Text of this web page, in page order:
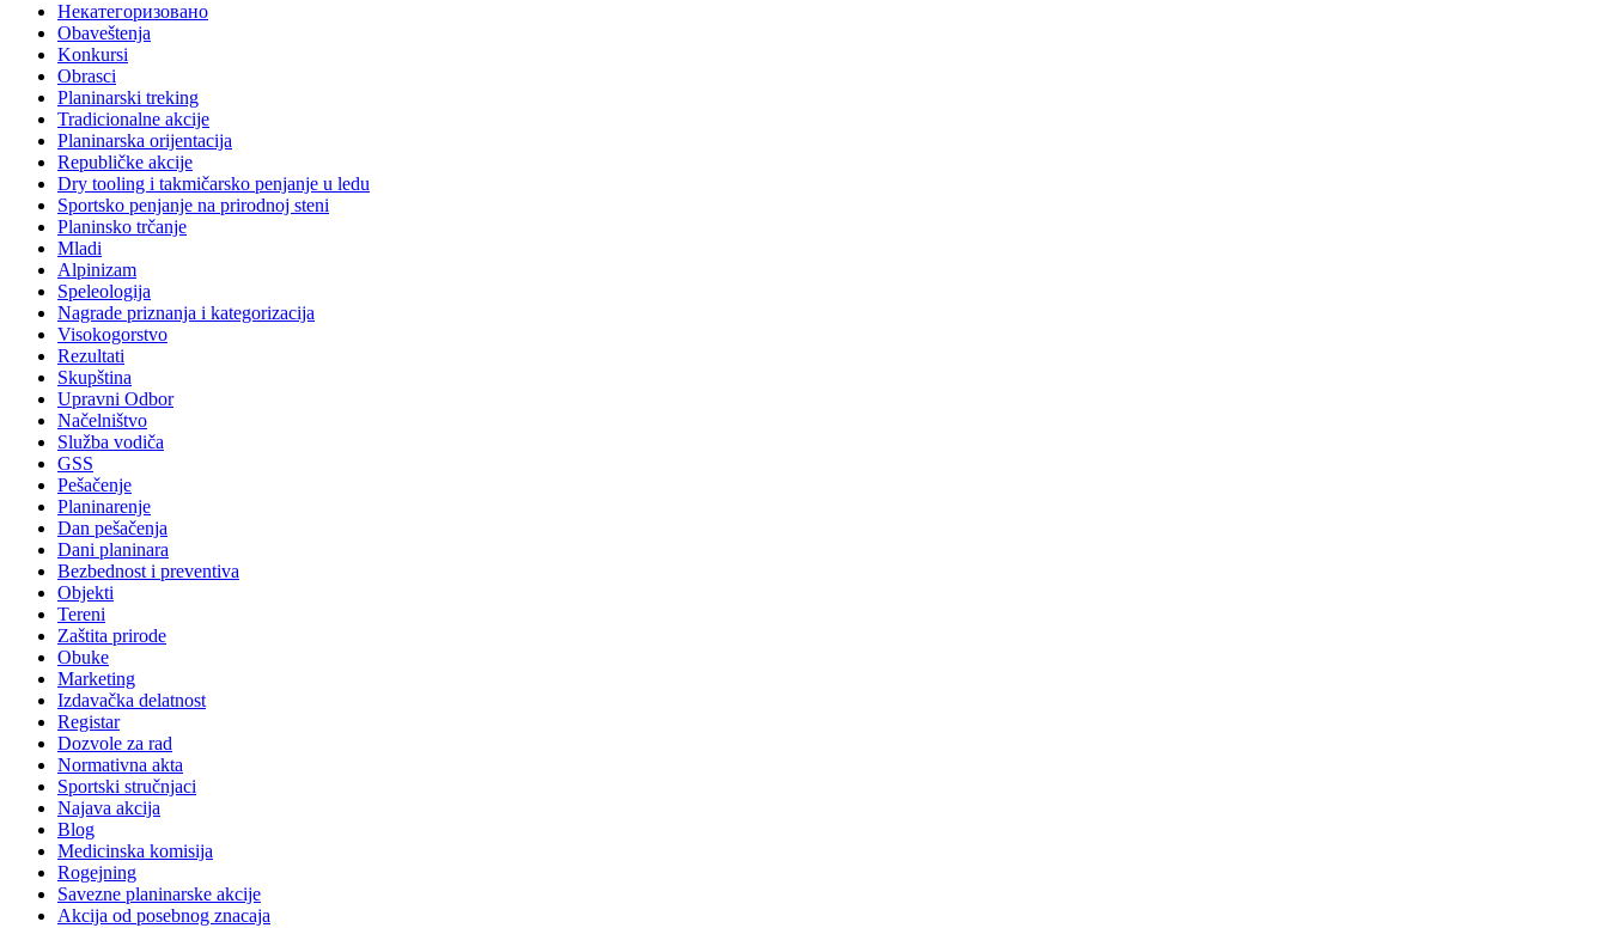
Некатегоризовано
Obaveštenja
Konkursi
Obrasci
Planinarski treking
Tradicionalne akcije
Planinarska orijentacija
Republičke akcije
Dry tooling i takmičarsko penjanje u ledu
Sportsko penjanje na prirodnoj steni
Planinsko trčanje
Mladi
Alpinizam
Speleologija
Nagrade priznanja i kategorizacija
Visokogorstvo
Rezultati
Skupština
Upravni Odbor
Načelništvo
Služba vodiča
GSS
Pešačenje
Planinarenje
Dan pešačenja
Dani planinara
Bezbednost i preventiva
Objekti
Tereni
Zaštita prirode
Obuke
Marketing
Izdavačka delatnost
Registar
Dozvole za rad
Normativna akta
Sportski stručnjaci
Najava akcija
Blog
Medicinska komisija
Rogejning
Savezne planinarske akcije
Akcija od posebnog znacaja